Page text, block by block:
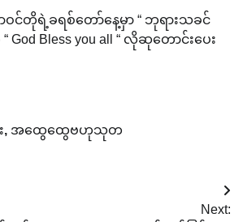
င်တိုရဲ့ခရစ်တော်နေ့မှာ “ ဘုရားသခင်
“ God Bless you all “ လိုဆုတောင်းပေး
, အထွေထွေဗဟုသုတ
Next: